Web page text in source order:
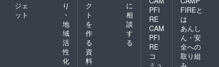
ジェ
ット
り
・
地
域
活
性
化
ク
ト
を
作
る
に
相
談
す
る
資
料
PFI
RE
CAM
PFI
RE
コ
FIREと
は
あんし
ん・安
全への
取り組